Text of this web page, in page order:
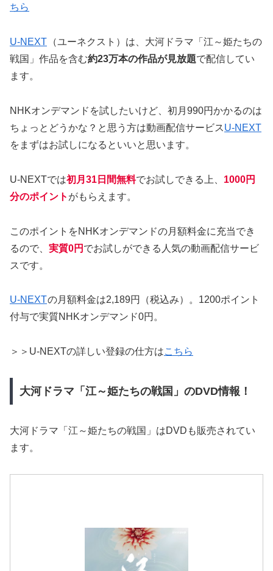
ちら
U-NEXT （ユーネクスト）は、大河ドラマ「江～姫たちの
戦国」作品を含む約23万本の作品が見放題で配信してい
ます。
NHKオンデマンドを試したいけど、初月990円かかるのは
ちょっとどうかな？と思う方は動画配信サービスU-NEXT
をまずはお試しになるといいと思います。
U-NEXTでは初月31日間無料でお試しできる上、 1000円
分のポイント がもらえます。
このポイントをNHKオンデマンドの月額料金に充当でき
るので、 実質0円 でお試しができる人気の動画配信サービ
スです。
U-NEXTの月額料金は2,189円（税込み）。1200ポイント
付与で実質NHKオンデマンド0円。
＞＞U-NEXTの詳しい登録の仕方はこちら
大河ドラマ「江～姫たちの戦国」のDVD情報！
大河ドラマ「江～姫たちの戦国」はDVDも販売されてい
ます。